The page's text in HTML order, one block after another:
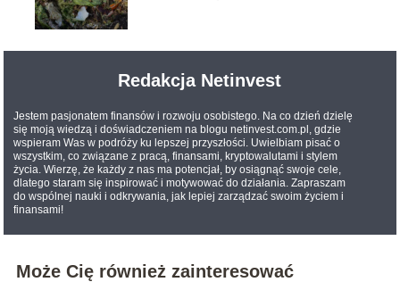
Redakcja Netinvest
Jestem pasjonatem finansów i rozwoju osobistego. Na co dzień dzielę
się moją wiedzą i doświadczeniem na blogu netinvest.com.pl, gdzie
wspieram Was w podróży ku lepszej przyszłości. Uwielbiam pisać o
wszystkim, co związane z pracą, finansami, kryptowalutami i stylem
życia. Wierzę, że każdy z nas ma potencjał, by osiągnąć swoje cele,
dlatego staram się inspirować i motywować do działania. Zapraszam
do wspólnej nauki i odkrywania, jak lepiej zarządzać swoim życiem i
finansami!
Może Cię również zainteresować